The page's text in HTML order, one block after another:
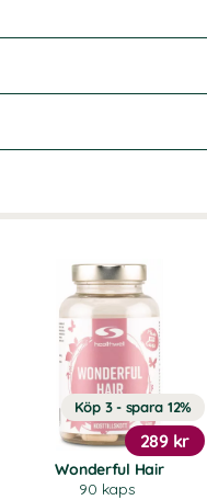
Wonderful Hair
90 kaps
Köp 3 - spara 12%
289 kr